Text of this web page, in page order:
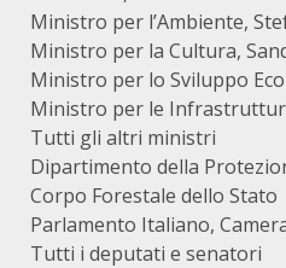
Ministro per l’Ambiente,
Ministro per la Cultura,
Ministro per lo Sviluppo
Ministro per le
Tutti gli altri ministri
Dipartimento della
Corpo Forestale dello Stato
Parlamento Italiano,
Tutti i deputati e senatori